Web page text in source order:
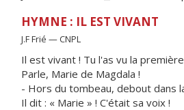
HYMNE : IL EST VIVANT
J.F Frié — CNPL
Il est vivant ! Tu l'as vu la
Parle, Marie de Magdala !
- Hors du tombeau, debout dans
Il dit : « Marie » ! C'était sa voix !